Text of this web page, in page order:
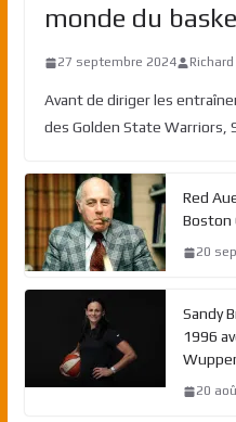
monde du
27 septembre 2024
Avant de diriger les
des Golden State Warriors,
Red
Boston
20
Sandy
1996
20